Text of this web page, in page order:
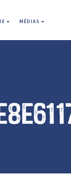
MÉDIAS